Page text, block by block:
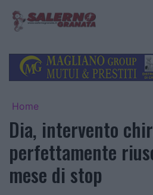
Home
Dia, intervento
perfettamente
mese di stop